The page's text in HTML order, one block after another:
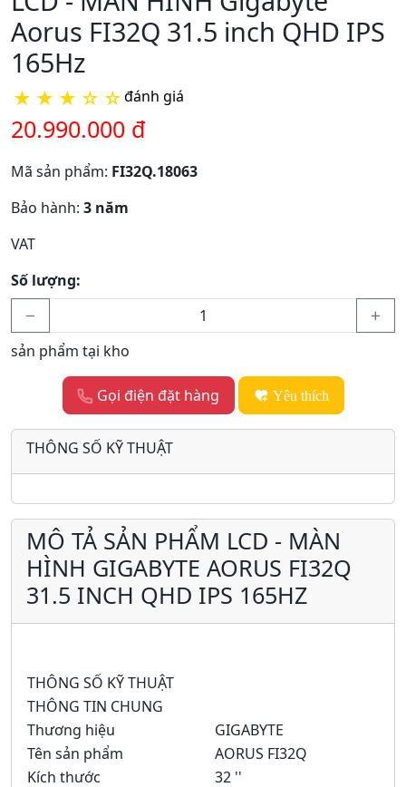
Aorus FI32Q 31.5 inch QHD IPS
165Hz
★ ★ ★ ☆ ☆đánh giá
20.990.000 đ
Mã sản phẩm: FI32Q.18063
Bảo hành: 3 năm
VAT
Số lượng:
sản phẩm tại kho
Gọi điện đặt hàng Yêu thích
THÔNG SỐ KỸ THUẬT
MÔ TẢ SẢN PHẨM LCD - MÀN
HÌNH GIGABYTE AORUS FI32Q
31.5 INCH QHD IPS 165HZ
THÔNG SỐ KỸ THUẬT
THÔNG TIN CHUNG
Thương hiệu
GIGABYTE
Tên sản phẩm
AORUS FI32Q
Kích thước
32 ''